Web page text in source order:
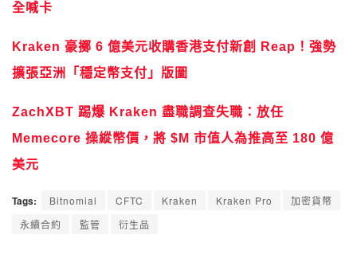
全喊卡
Kraken 豪擲 6 億美元收購香港支付新創 Reap！強勢
擴張亞洲「穩定幣支付」版圖
ZachXBT 踢爆 Kraken 盡職調查失職：放任
Memecore 操縱幣價，將 $M 市值人為推高至 180 億
美元
Tags: Bitnomial CFTC Kraken Kraken Pro
加密貨幣
永續合約
監管 衍生品